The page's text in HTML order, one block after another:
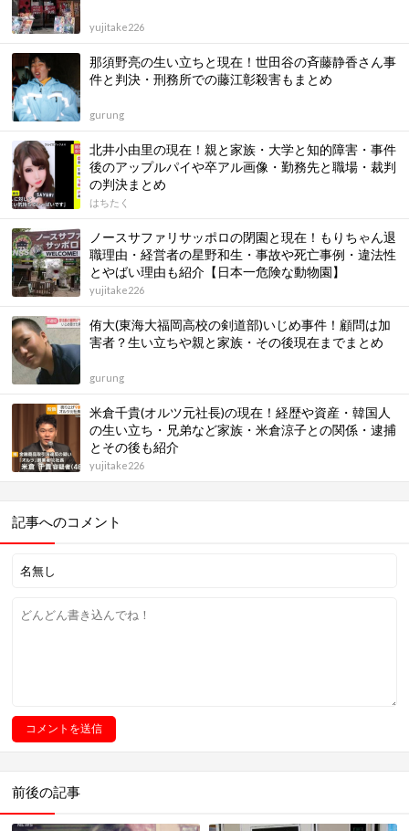
yujitake226
那須野亮の生い立ちと現在！世田谷の斉藤静香さん事
件と判決・刑務所での藤江彰殺害もまとめ
gurung
北井小由里の現在！親と家族・大学と知的障害・事件
後のアップルパイや卒アル画像・勤務先と職場・裁判
の判決まとめ
はちたく
ノースサファリサッポロの閉園と現在！もりちゃん退
職理由・経営者の星野和生・事故や死亡事例・違法性
とやばい理由も紹介【日本一危険な動物園】
yujitake226
侑大(東海大福岡高校の剣道部)いじめ事件！顧問は加
害者？生い立ちや親と家族・その後現在までまとめ
gurung
米倉千貴(オルツ元社長)の現在！経歴や資産・韓国人
の生い立ち・兄弟など家族・米倉涼子との関係・逮捕
とその後も紹介
yujitake226
記事へのコメント
前後の記事